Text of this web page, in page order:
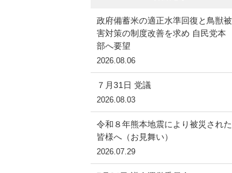
政府備蓄米の適正水準回復と鳥獣被
害対策の制度改善を求め 自民党本
部へ要望
2026.08.06
７月31日 党議
2026.08.03
令和８年熊本地震により被災された
皆様へ（お見舞い）
2026.07.29